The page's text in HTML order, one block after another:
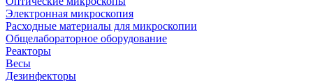
Электронная микроскопия
Расходные материалы для микроскопии
Общелабораторное оборудование
Реакторы
Весы
Дезинфекторы